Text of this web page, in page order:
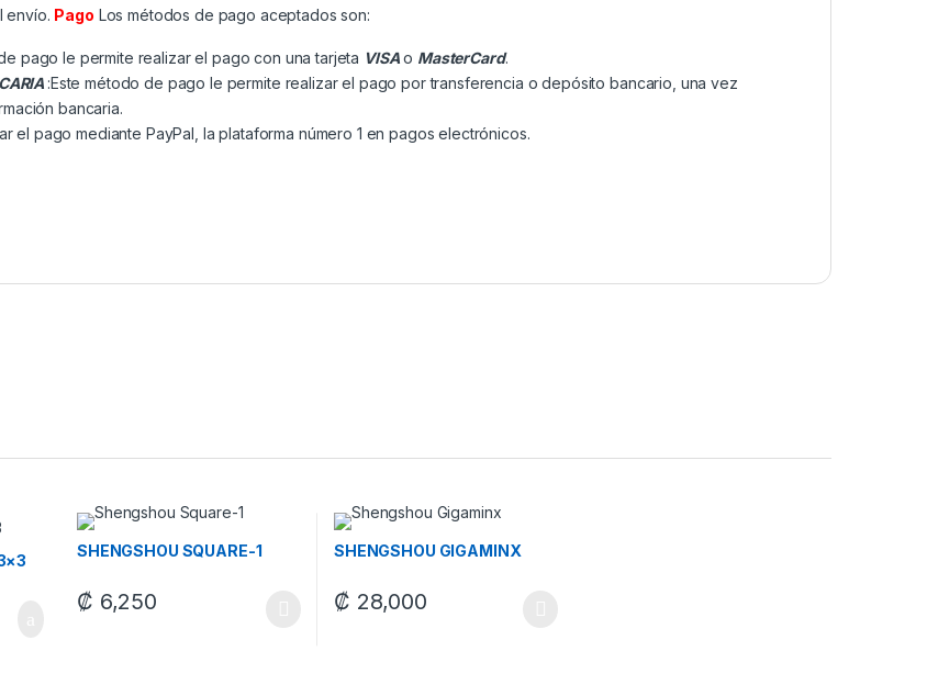
envío. Pago Los métodos de pago aceptados son:
pago le permite realizar el pago con una tarjeta VISAo MasterCard.
:Este método de pago le permite realizar el pago por transferencia o depósito bancario, una vez
bancaria.
el pago mediante PayPal, la plataforma número 1 en pagos electrónicos.
SHENGSHOU SQUARE-1
₡ 6,250
SHENGSHOU GIGAMINX
₡ 28,000